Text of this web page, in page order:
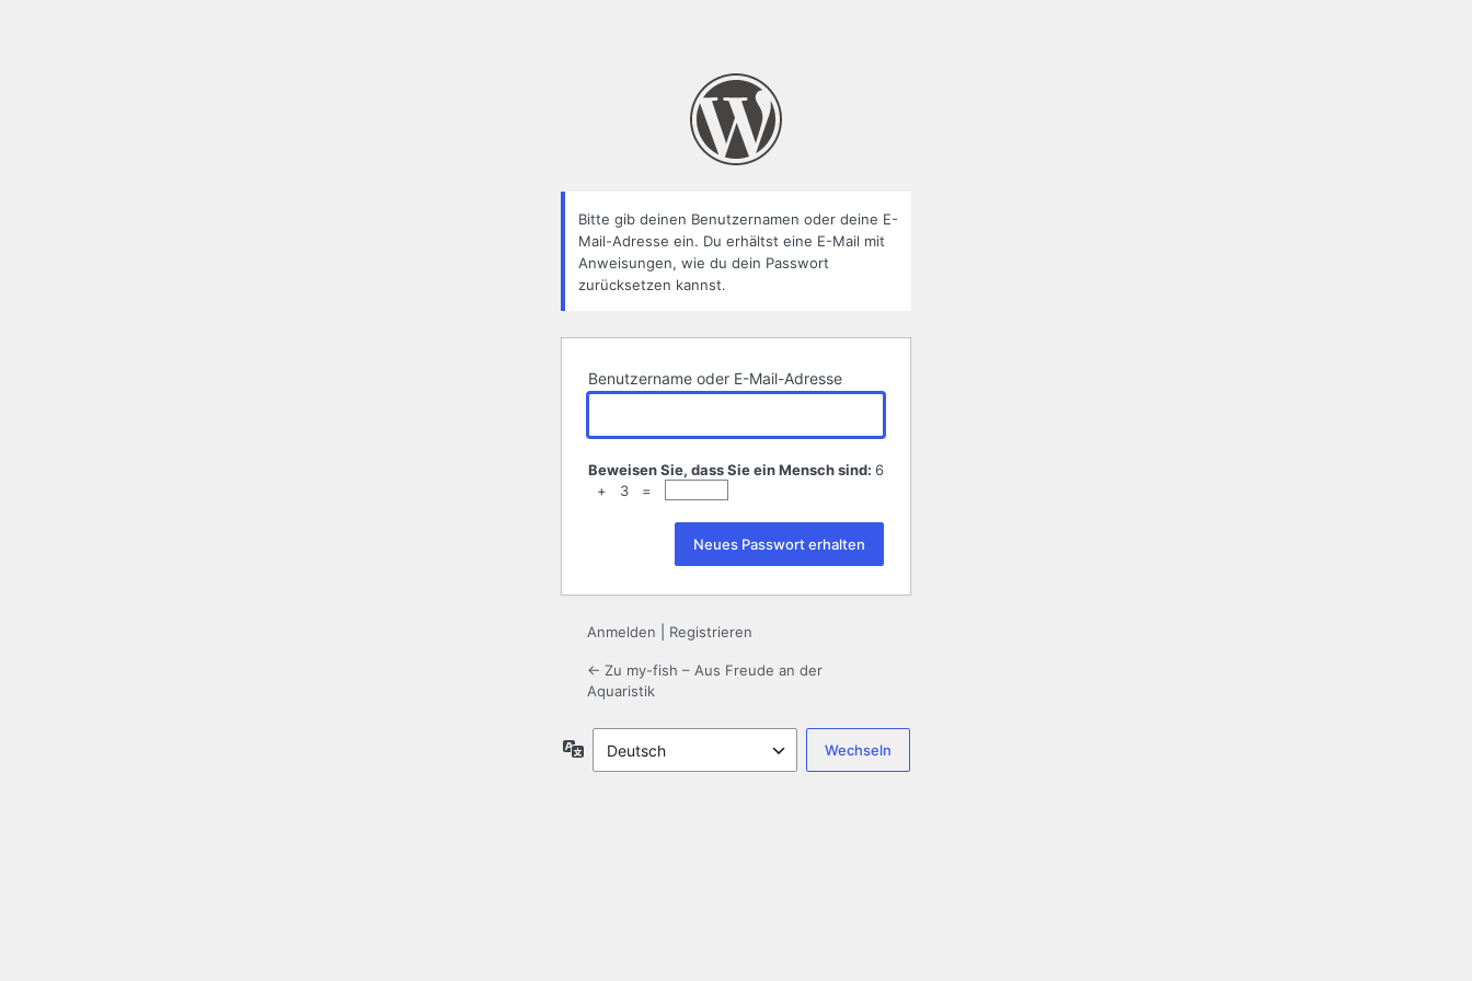
Bitte gib deinen Benutzernamen oder deine E-
Mail-Adresse ein. Du erhältst eine E-Mail mit
Anweisungen, wie du dein Passwort
zurücksetzen kannst.
Benutzername oder E-Mail-Adresse
Beweisen Sie, dass Sie ein Mensch sind: 6
+ 3 =
Anmelden Registrieren
← Zu my-fish – Aus Freude an der
Aquaristik
Sprache